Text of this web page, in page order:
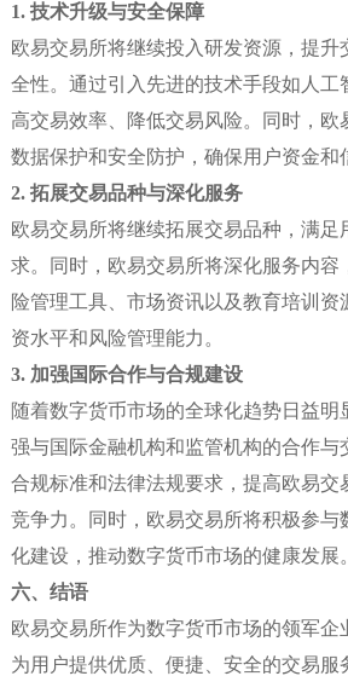
1. 技术升级与安全保障
欧易交易所将继续投入研发资源，提升
全性。通过引入先进的技术手段如人工
高交易效率、降低交易风险。同时，欧
数据保护和安全防护，确保用户资金和
2. 拓展交易品种与深化服务
欧易交易所将继续拓展交易品种，满足
求。同时，欧易交易所将深化服务内容
险管理工具、市场资讯以及教育培训资
资水平和风险管理能力。
3. 加强国际合作与合规建设
随着数字货币市场的全球化趋势日益明
强与国际金融机构和监管机构的合作与
合规标准和法律法规要求，提高欧易交
竞争力。同时，欧易交易所将积极参与
化建设，推动数字货币市场的健康发展。
六、结语
欧易交易所作为数字货币市场的领军企
为用户提供优质、便捷、安全的交易服